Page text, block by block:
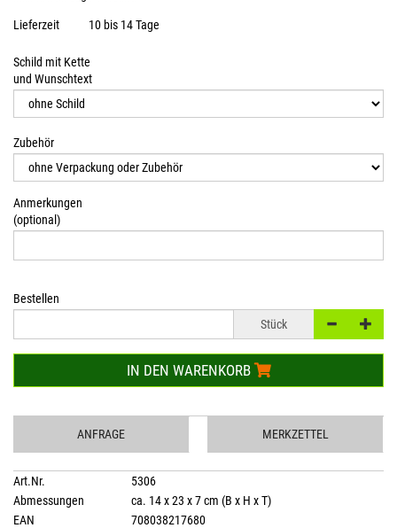
Lieferzeit 10 bis 14 Tage
Schild mit Kette
und Wunschtext
Zubehör
Anmerkungen
(optional)
Bestellen
Stück
IN DEN WARENKORB
ANFRAGE MERKZETTEL
Art.Nr.
5306
Abmessungen
ca. 14 x 23 x 7 cm (B x H x T)
EAN
708038217680